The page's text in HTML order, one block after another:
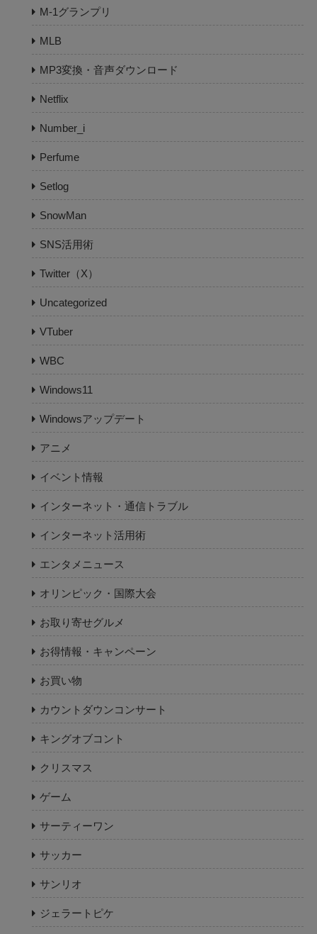
M-1グランプリ
MLB
MP3変換・音声ダウンロード
Netflix
Number_i
Perfume
Setlog
SnowMan
SNS活用術
Twitter（X）
Uncategorized
VTuber
WBC
Windows11
Windowsアップデート
アニメ
イベント情報
インターネット・通信トラブル
インターネット活用術
エンタメニュース
オリンピック・国際大会
お取り寄せグルメ
お得情報・キャンペーン
お買い物
カウントダウンコンサート
キングオブコント
クリスマス
ゲーム
サーティーワン
サッカー
サンリオ
ジェラートピケ